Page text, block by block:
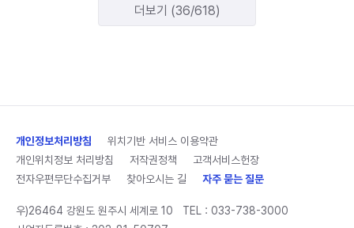
더보기 (36/618)
개인정보처리방침
위치기반 서비스 이용약관
개인위치정보 처리방침
저작권정책
고객서비스헌장
전자우편무단수집거부
찾아오시는 길 자주 묻는 질문
우)26464 강원도 원주시 세계로 10 TEL : 033-738-3000